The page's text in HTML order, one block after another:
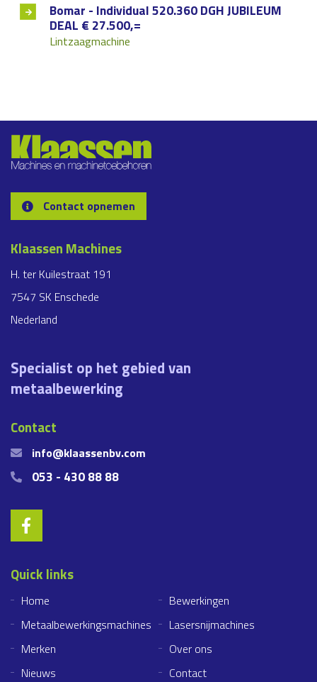
Bomar - Individual 520.360 DGH JUBILEUM
DEAL € 27.500,=
Lintzaagmachine
Contact opnemen
Klaassen Machines
H. ter Kuilestraat 191
7547 SK Enschede
Nederland
Specialist op het gebied van
metaalbewerking
Contact
info@klaassenbv.com
053 - 430 88 88
Quick links
Home
Bewerkingen
Metaalbewerkingsmachines
Lasersnijmachines
Merken
Over ons
Nieuws
Contact